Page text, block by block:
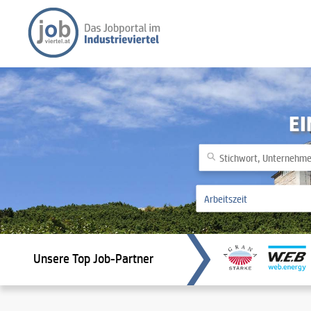
Unsere Top Job-Partner